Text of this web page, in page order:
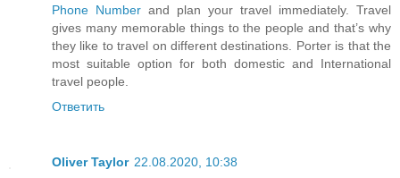
Phone Number and plan your travel immediately. Travel
gives many memorable things to the people and that’s why
they like to travel on different destinations. Porter is that the
most suitable option for both domestic and International
travel people.
Ответить
Oliver Taylor 22.08.2020, 10:38